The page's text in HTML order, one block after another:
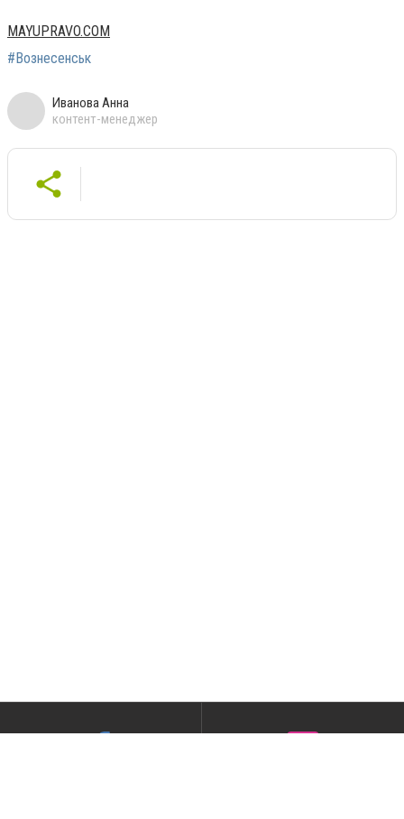
MAYUPRAVO.COM
#Вознесенськ
Иванова Анна
контент-менеджер